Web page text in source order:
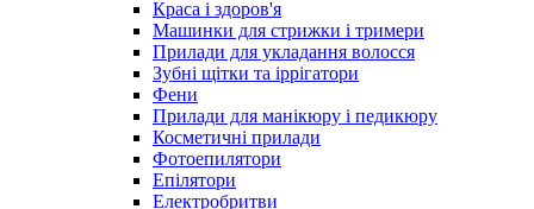
Краса і здоров'я
Машинки для стрижки і тримери
Прилади для укладання волосся
Зубні щітки та іррігатори
Фени
Прилади для манікюру і педикюру
Косметичні прилади
Фотоепилятори
Епілятори
Електробритви